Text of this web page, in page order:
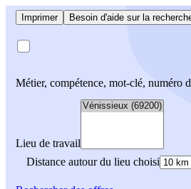
Imprimer Besoin d'aide sur la
Métier, compétence, mot-clé, numéro
Lieu de travail
Distance autour du lieu choisi